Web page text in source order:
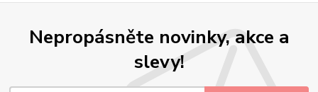
Nepropásněte novinky, akce a
slevy!